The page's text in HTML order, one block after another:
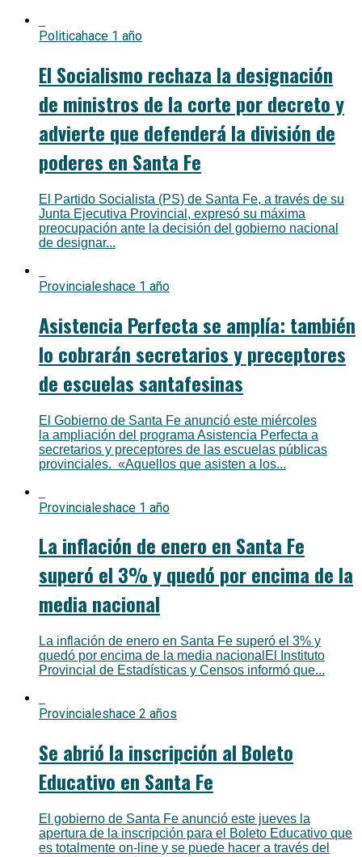
Politicahace 1 año
El Socialismo rechaza la designación
de ministros de la corte por decreto y
advierte que defenderá la división de
poderes en Santa Fe
El Partido Socialista (PS) de Santa Fe, a través de su
Junta Ejecutiva Provincial, expresó su máxima
preocupación ante la decisión del gobierno nacional
de designar...
Provincialeshace 1 año
Asistencia Perfecta se amplía: también
lo cobrarán secretarios y preceptores
de escuelas santafesinas
El Gobierno de Santa Fe anunció este miércoles
la ampliación del programa Asistencia Perfecta a
secretarios y preceptores de las escuelas públicas
provinciales. «Aquellos que asisten a los...
Provincialeshace 1 año
La inflación de enero en Santa Fe
superó el 3% y quedó por encima de la
media nacional
La inflación de enero en Santa Fe superó el 3% y
quedó por encima de la media nacionalEl Instituto
Provincial de Estadísticas y Censos informó que...
Provincialeshace 2 años
Se abrió la inscripción al Boleto
Educativo en Santa Fe
El gobierno de Santa Fe anunció este jueves la
apertura de la inscripción para el Boleto Educativo que
es totalmente on-line y se puede hacer a través del